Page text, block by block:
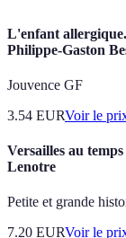
L'enfant allergique.
Philippe-Gaston
Jouvence GF
3.54 EURVoir le
Versailles au
Lenotre
Petite et grande
7.20 EURVoir le